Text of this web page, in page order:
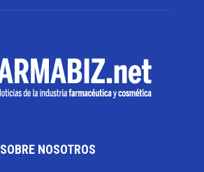
SOBRE NOSOTROS